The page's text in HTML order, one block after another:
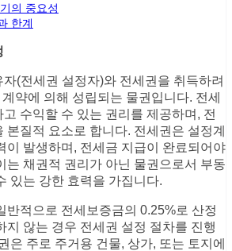
의 중요성
한계
(전세권 설정자)와 전세권을 취득하려
약에 의해 성립되는 물권입니다. 전세
수익할 수 있는 권리를 제공하며, 전
본질적 요소로 합니다. 전세권은 설정계
이 발생하며, 전세금 지급이 완료되어야
는 채권적 권리가 아닌 물권으로서 부동
있는 강한 효력을 가집니다.
반적으로 전세보증금의 0.25%로 산정
지 않는 경우 전세권 설정 절차를 진행
은 주로 주거용 건물, 상가, 또는 토지에